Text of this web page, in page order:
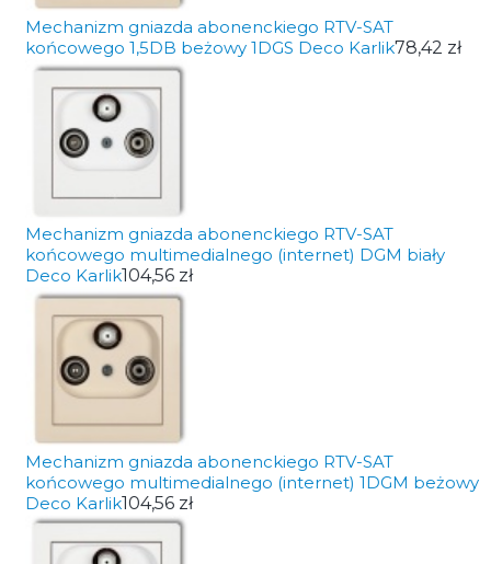
Mechanizm gniazda abonenckiego RTV-SAT
końcowego 1,5DB beżowy 1DGS Deco Karlik78,42 zł
Mechanizm gniazda abonenckiego RTV-SAT
końcowego multimedialnego (internet) DGM biały
Deco Karlik104,56 zł
Mechanizm gniazda abonenckiego RTV-SAT
końcowego multimedialnego (internet) 1DGM beżowy
Deco Karlik104,56 zł